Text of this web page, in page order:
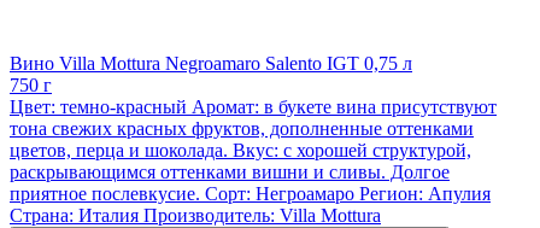
Вино Villa Mottura Negroamaro Salento IGT 0,75 л
750 г
Цвет: темно-красный Аромат: в букете вина присутствуют
тона свежих красных фруктов, дополненные оттенками
цветов, перца и шоколада. Вкус: с хорошей структурой,
раскрывающимся оттенками вишни и сливы. Долгое
приятное послевкусие. Сорт: Негроамаро Регион: Апулия
Страна: Италия Производитель: Villa Mottura